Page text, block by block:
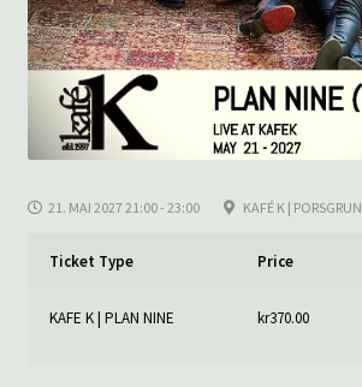
21. MAI 2027 21:00 - 23:00 KAFÉ K |
Ticket Type Price
KAFE K | PLAN NINE kr370.00